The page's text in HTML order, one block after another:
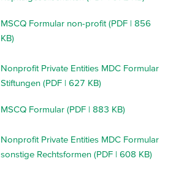
MSCQ Formular non-profit (PDF | 856
KB)
Nonprofit Private Entities MDC Formular
Stiftungen (PDF | 627 KB)
MSCQ Formular (PDF | 883 KB)
Nonprofit Private Entities MDC Formular
sonstige Rechtsformen (PDF | 608 KB)